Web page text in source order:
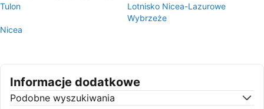
Tulon
Lotnisko Nicea-Lazurowe
Wybrzeże
Nicea
Informacje dodatkowe
Podobne wyszukiwania